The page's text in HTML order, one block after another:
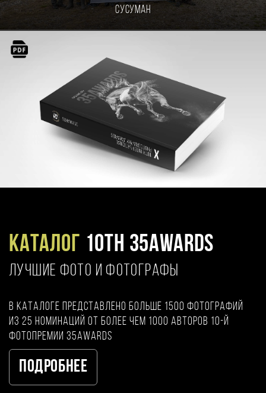
Сусуман
Каталог 10TH 35AWARDS
ЛУЧШИЕ ФОТО И ФОТОГРАФЫ
В каталоге представлено больше 1500 фотографий
из 25 номинаций от более чем 1000 авторов 10-й
фотопремии 35AWARDS
Подробнее